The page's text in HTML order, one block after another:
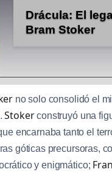
Drácula: El
Bram Stoker
no solo consolidó el
Stokerconstruyó una
encarnaba tanto el
góticas precursoras,
y enigmático;